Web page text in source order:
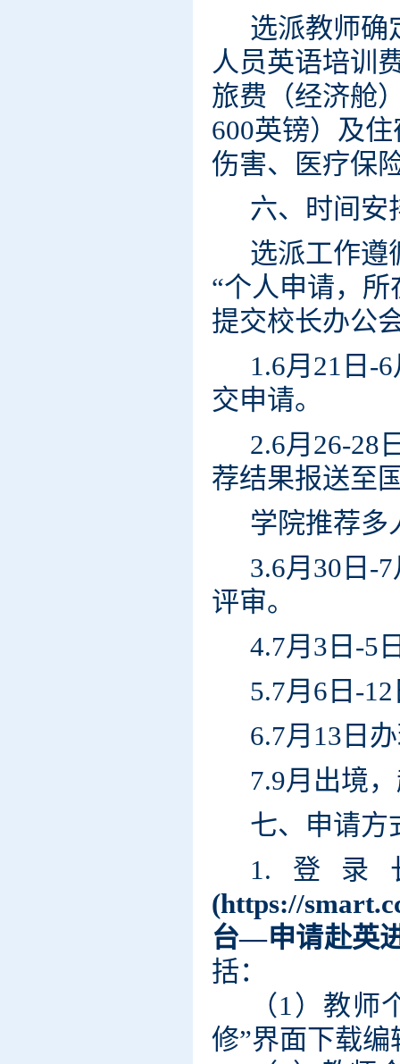
选派教师确
人员英语培训
旅费（经济舱
600英镑） 及
伤害、医疗保
六、时间安
选派工作遵
“个人申请，
提交校长办公
1.6月21日-
交申请。
2.6月26-28
荐结果报送至
学院推荐多
3.6月30日-
评审。
4.7月3日-5
5.7月6日-
6.7月13日
7.9月出境
七、申请方
1.登录
(https://
台—申请赴英
括：
（1）教
修”界面下载编